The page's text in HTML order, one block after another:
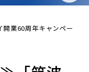
業60周年キャンペー